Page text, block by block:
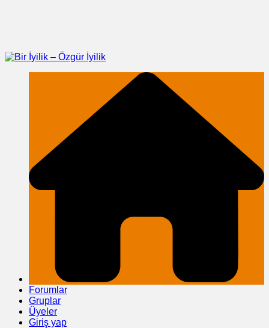
Forumlar
Gruplar
Üyeler
Giriş yap